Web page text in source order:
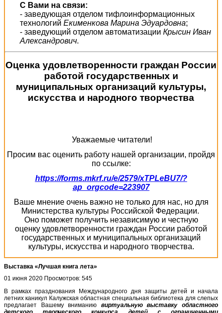
С Вами на связи:
- заведующая отделом тифлоинформационных
технологий Екименкова Марина Эдуардовна;
- заведующий отделом автоматизации Крысин Иван
Александрович.
Оценка удовлетворенности граждан России
работой государственных и
муниципальных организаций культуры,
искусства и народного творчества
Уважаемые читатели!
Просим вас оценить работу нашей организации, пройдя
по ссылке:
https://forms.mkrf.ru/e/2579/xTPLeBU7/?
ap_orgcode=223907
Ваше мнение очень важно не только для нас, но для
Министерства культуры Российской Федерации.
Оно поможет получить независимую и честную
оценку удовлетворенности граждан России работой
государственных и муниципальных организаций
культуры, искусства и народного творчества.
Выставка «Лучшая книга лета»
01 июня 2020 Просмотров: 545
В рамках празднования Международного дня защиты детей и начала
летних каникул Калужская областная специальная библиотека для слепых
предлагает Вашему вниманию виртуальную выставку областного